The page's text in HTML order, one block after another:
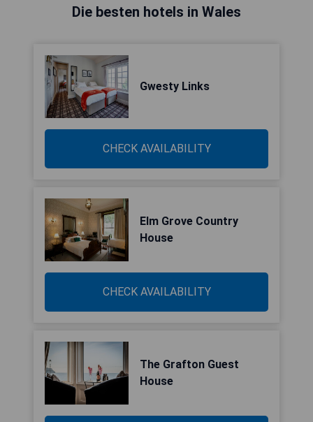
Die besten hotels in Wales
Gwesty Links
CHECK AVAILABILITY
Elm Grove Country
House
CHECK AVAILABILITY
The Grafton Guest
House